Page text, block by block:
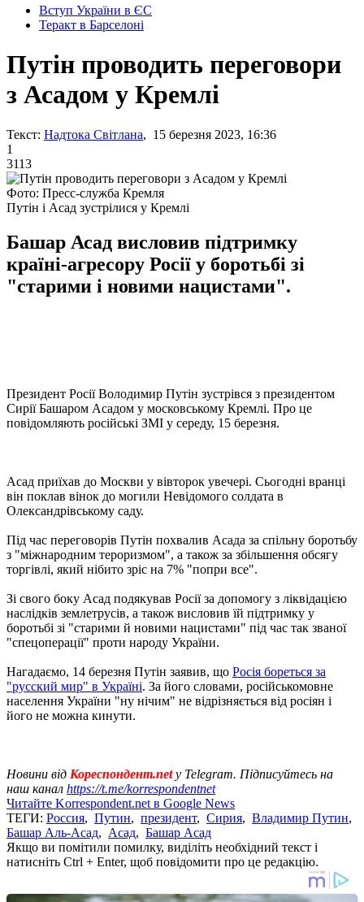
Вступ України в ЄС
Теракт в Барселоні
Путін проводить переговори
з Асадом у Кремлі
Текст: Надтока Світлана, 15 березня 2023, 16:36
1
3113
Фото: Пресс-служба Кремля
Путін і Асад зустрілися у Кремлі
Башар Асад висловив підтримку
країні-агресору Росії у боротьбі зі
"старими і новими нацистами".
Президент Росії Володимир Путін зустрівся з президентом
Сирії Башаром Асадом у московському Кремлі. Про це
повідомляють російські ЗМІ у середу, 15 березня.
Асад приїхав до Москви у вівторок увечері. Сьогодні вранці
він поклав вінок до могили Невідомого солдата в
Олександрівському саду.
Під час переговорів Путін похвалив Асада за спільну боротьбу
з "міжнародним тероризмом", а також за збільшення обсягу
торгівлі, який нібито зріс на 7% "попри все".
Зі свого боку Асад подякував Росії за допомогу з ліквідацією
наслідків землетрусів, а також висловив їй підтримку у
боротьбі зі "старими й новими нацистами" під час так званої
"спецоперації" проти народу України.
Нагадаємо, 14 березня Путін заявив, що Росія бореться за
"русский мир" в Україні. За його словами, російськомовне
населення України "ну нічим" не відрізняється від росіян і
його не можна кинути.
Новини від Кореспондент.netу Telegram. Підписуйтесь на
наш канал https://t.me/korrespondentnet
Читайте Korrespondent.net в Google News
ТЕГИ: Россия, Путин, президент, Сирия, Владимир Путин,
Башар Аль-Асад, Асад, Башар Асад
Якщо ви помітили помилку, виділіть необхідний текст і
натисніть Ctrl + Enter, щоб повідомити про це редакцію.